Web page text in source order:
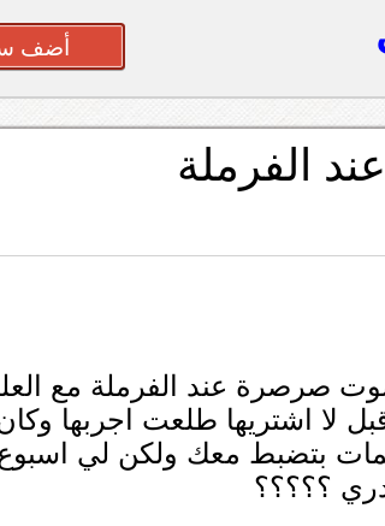
أضف
الفرملة
عند الفرملة مع
لا اشتريها طلعت اجربها
بتضبط معك ولكن لي
؟؟؟؟؟